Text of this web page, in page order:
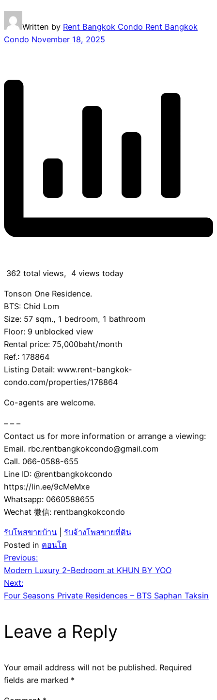
Written by Rent Bangkok Condo Rent Bangkok
Condo November 18, 2025
362 total views, 4 views today
Tonson One Residence.
BTS: Chid Lom
Size: 57 sqm., 1 bedroom, 1 bathroom
Floor: 9 unblocked view
Rental price: 75,000baht/month
Ref.: 178864
Listing Detail: www.rent-bangkok-
condo.com/properties/178864
Co-agents are welcome.
– – –
Contact us for more information or arrange a viewing:
Email. rbc.rentbangkokcondo@gmail.com
Call. 066-0588-655
Line ID: @rentbangkokcondo
https://lin.ee/9cMeMxe
Whatsapp: 0660588655
Wechat 微信: rentbangkokcondo
รับโพสขายบ้าน
รับจ้างโพสขายที่ดิน
Posted in คอนโด
Post
navigation
Previous:
​​​Modern Luxury 2-Bedroom at KHUN BY YOO
Next:
Four Seasons Private Residences – BTS Saphan Taksin
Leave a Reply
Your email address will not be published. Required
fields are marked *